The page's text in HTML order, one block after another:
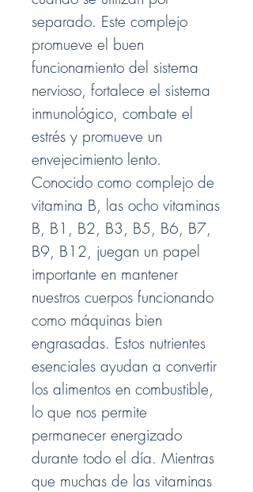
separado. Este complejo
promueve el buen
funcionamiento del sistema
nervioso, fortalece el sistema
inmunológico, combate el
estrés y promueve un
envejecimiento lento.
Conocido como complejo de
vitamina B, las ocho vitaminas
B, B1, B2, B3, B5, B6, B7,
B9, B12, juegan un papel
importante en mantener
nuestros cuerpos funcionando
como máquinas bien
engrasadas. Estos nutrientes
esenciales ayudan a convertir
los alimentos en combustible,
lo que nos permite
permanecer energizado
durante todo el día. Mientras
que muchas de las vitaminas